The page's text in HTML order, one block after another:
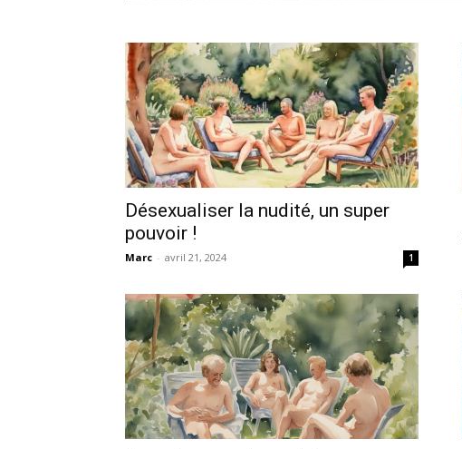
Désexualiser la nudité, un super
pouvoir !
Marc - avril 21, 2024 1